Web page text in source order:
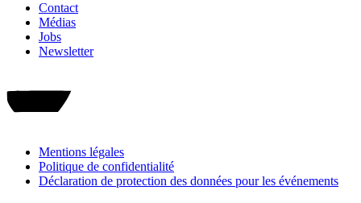
Contact
Médias
Jobs
Newsletter
Mentions légales
Politique de confidentialité
Déclaration de protection des données pour les événements